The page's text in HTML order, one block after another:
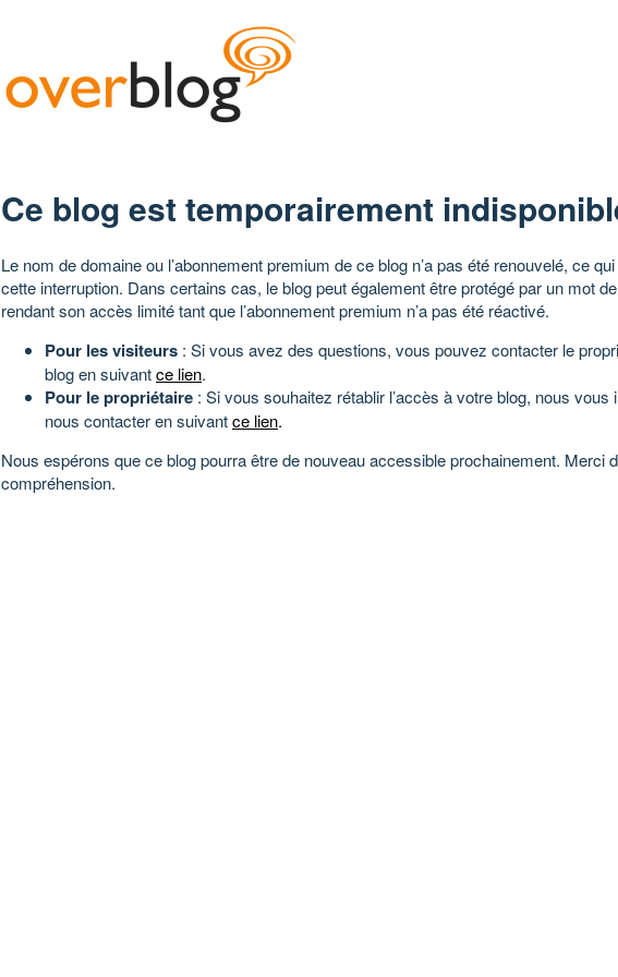
Ce blog est temporairement
Le nom de domaine ou l’abonnement premium de ce blog n’a pas été renouvelé, ce
cette interruption. Dans certains cas, le blog peut également être protégé par un mot
rendant son accès limité tant que l’abonnement premium n’a pas été réactivé.
Pour les visiteurs : Si vous avez des questions, vous pouvez contacter le
blog en suivantce lien.
Pour le propriétaire : Si vous souhaitez rétablir l’accès à votre blog, nous vous
nous contacter en suivantce lien.
Nous espérons que ce blog pourra être de nouveau accessible prochainement. Merci
compréhension.